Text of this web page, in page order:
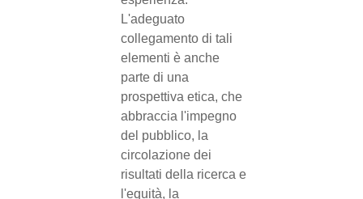
L'adeguato
collegamento di tali
elementi è anche
parte di una
prospettiva etica, che
abbraccia l'impegno
del pubblico, la
circolazione dei
risultati della ricerca e
l'equità, la